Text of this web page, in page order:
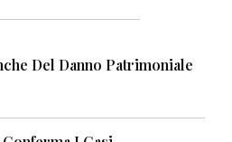
Del Danno Patrimoniale